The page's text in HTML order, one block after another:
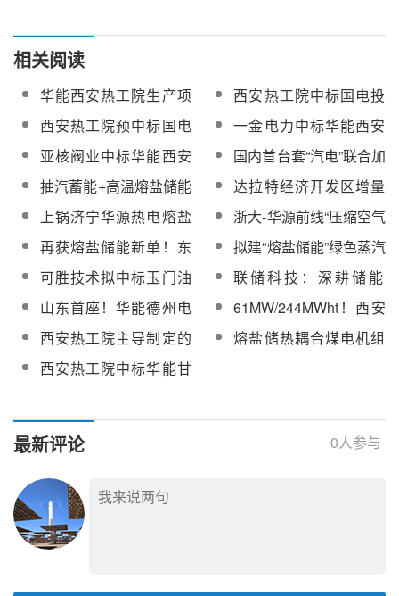
相关阅读
华能西安热工院生产项
目模块化熔盐储能产品
采购
西安热工院中标国电投
鄯善七克台100MW光热
发电工程机组涉网试验
和性能试验招标
西安热工院预中标国电
投鄯善七克台100MW光
热发电工程机组涉网试
验和性能试验招标
一金电力中标华能西安
热工院华源热电熔盐储
能调峰调频工程设计服
务
亚核阀业中标华能西安
热工院熔盐储热项目阀
门及附属设备框架协议
招标
国内首台套“汽电”联合加
热熔盐储能项目在华源
热电顺利投运
抽汽蓄能+高温熔盐储能
技术路线！龙山电厂
600MW火电机组灵活性
改造项目主厂房基础出
零米
达拉特经济开发区增量
配电网绿色供电项目熔
盐储能PC总承包工程招
标
上锅济宁华源热电熔盐
储能调峰调频EPC项目
关键设备成功发运
浙大-华源前线“压缩空气
储能及规模化储热技术
研究”课题通过评审验收
再获熔盐储能新单！东
方锅炉中标滨海热电熔
盐储能灵活性供热示范
项目换热器
拟建“熔盐储能”绿色蒸汽
项目，首航高科新能源
公司等四方就项目落地
无棣洽谈
可胜技术拟中标玉门油
田2024年采油院熔盐储
能绿色蒸汽技术研究
联储科技：深耕储能
“碳”路前行
山东首座！华能德州电
厂“模块化熔盐储能”项目
正加紧调试运行
61MW/244MWht！西安
热工院预中标达拉特经
济开发区增量配电网绿
西安热工院主导制定的
太阳能光热发电领域国
际标准成功立项
熔盐储热耦合煤电机组
西安热工院中标华能甘
研究报告编制服务项目
最新评论 0人参与